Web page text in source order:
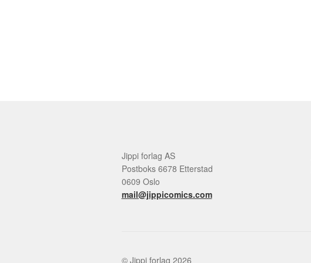
Jippi forlag AS
Postboks 6678 Etterstad
0609 Oslo
mail@jippicomics.com
© Jippi forlag 2026